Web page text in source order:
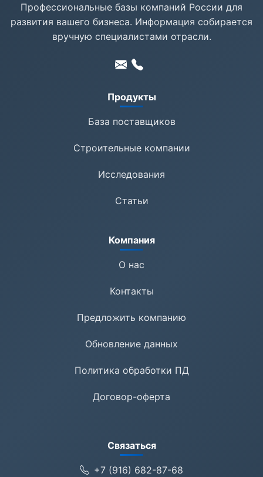
Профессиональные базы компаний России для
развития вашего бизнеса. Информация собирается
вручную специалистами отрасли.
Продукты
База поставщиков
Строительные компании
Исследования
Статьи
Компания
О нас
Контакты
Предложить компанию
Обновление данных
Политика обработки ПД
Договор-оферта
Связаться
+7 (916) 682-87-68